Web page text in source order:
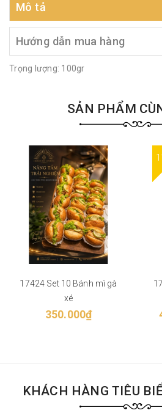
Mô tả
Hướng dẫn mua hàng
Trọng lượng: 100gr
SẢN PHẨM
17424 Set 10 Bánh mì gà
xé
350.000₫
KHÁCH HÀNG TIÊU